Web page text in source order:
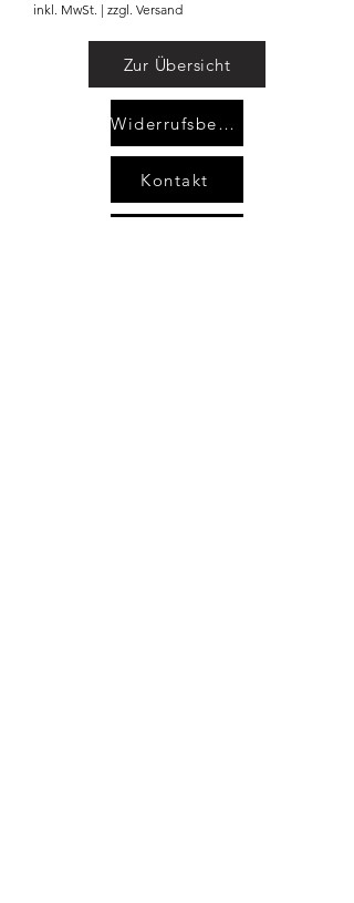
inkl. MwSt. | zzgl. Versand
Zur Übersicht
Widerrufsbelehrung
Kontakt